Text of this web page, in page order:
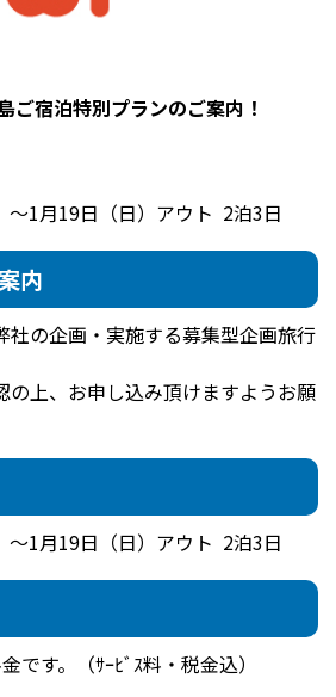
ご宿泊特別プランのご案内！
～1月19日（日）アウト 2泊3日
内
社の企画・実施する募集型企画旅行
の上、お申し込み頂けますようお願
～1月19日（日）アウト 2泊3日
です。（ｻｰﾋﾞｽ料・税金込）